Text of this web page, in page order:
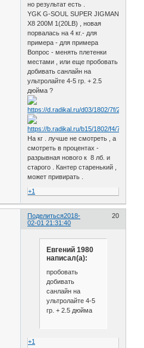
но результат есть .
YGK G-SOUL SUPER JIGMAN
X8 200M 1(20LB) , новая
порвалась на 4 кг.- для
примера - для примера
Вопрос - менять плетенки
местами , или еще пробовать
добивать санлайн на
ультролайте 4-5 гр. + 2.5
дюйма ?
На кг . лучше не смотреть , а
смотреть в процентах -
разрывная нового к 8 лб. и
старого . Кантер старенький ,
может привирать .
+1
Поделиться 20
2018-
02-01 21:31:40
Евгений 1980
написал(а):
пробовать
добивать
санлайн на
ультролайте 4-5
гр. + 2.5 дюйма
+1